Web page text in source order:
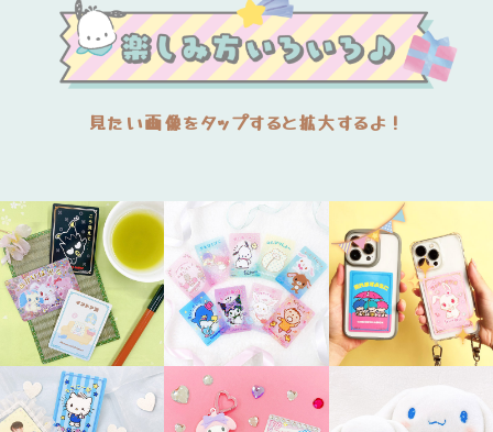
見たい画像をタップすると拡大するよ！